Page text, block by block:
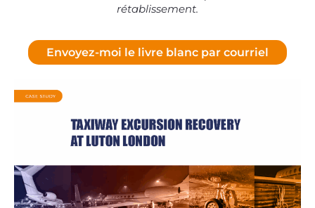
rétablissement.
Envoyez-moi le livre blanc par courriel